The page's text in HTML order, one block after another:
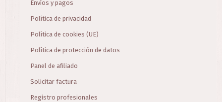
Envíos y pagos
Política de privacidad
Política de cookies (UE)
Política de protección de datos
Panel de afiliado
Solicitar factura
Registro profesionales